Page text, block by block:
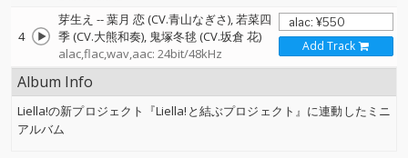
4
芽生え --葉月 恋 (CV.青山なぎさ) 若菜四
季 (CV.大熊和奏) 鬼塚冬毬 (CV.坂倉 花)
alac,flac,wav,aac: 24bit/48kHz
Add Track
Album Info
Liella!の新プロジェクト『Liella!と結ぶプロジェクト』に連動したミニ
アルバム